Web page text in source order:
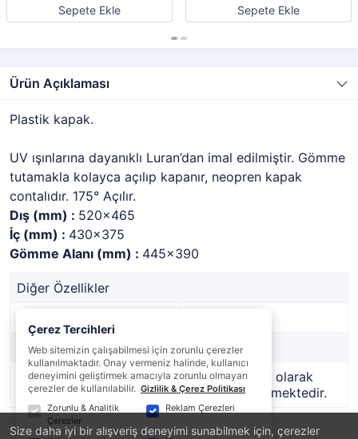
Size daha iyi bir alışveriş deneyimi sunabilmek için, çerezler
Sepete Ekle Sepete Ekle
Ürün Açıklaması
Plastik kapak.
UV ışınlarına dayanıklı Luran’dan imal edilmiştir. Gömme
tutamakla kolayca açılıp kapanır, neopren kapak
contalıdır. 175° Açılır.
Dış (mm) : 520x465
İç (mm) : 430x375
Gömme Alanı (mm) : 445x390
Diğer Özellikler
Marka
-
Stok Durumu
Bu ürün geçici olarak
temin edilememektedir.
Çerez Tercihleri
Web sitemizin çalışabilmesi için zorunlu çerezler
kullanılmaktadır. Onay vermeniz halinde, kullanıcı
deneyimini geliştirmek amacıyla zorunlu olmayan
çerezler de kullanılabilir. Gizlilik & Çerez Politikası
Zorunlu & Analitik
Çerezler
Reklam Çerezleri